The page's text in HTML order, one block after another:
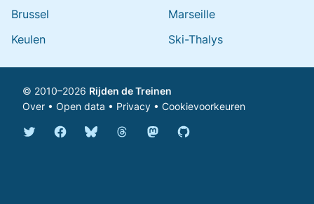
Brussel
Keulen
Marseille
Ski-Thalys
© 2010–2026 Rijden de Treinen
Over • Open data • Privacy • Cookievoorkeuren